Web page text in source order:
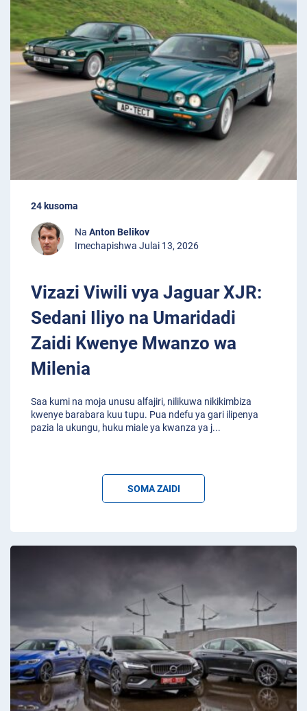
24 kusoma
Na Anton Belikov
Imechapishwa Julai 13, 2026
Vizazi Viwili vya Jaguar XJR:
Sedani Iliyo na Umaridadi
Zaidi Kwenye Mwanzo wa
Milenia
Saa kumi na moja unusu alfajiri, nilikuwa nikikimbiza
kwenye barabara kuu tupu. Pua ndefu ya gari ilipenya
pazia la ukungu, huku miale ya kwanza ya j...
SOMA ZAIDI